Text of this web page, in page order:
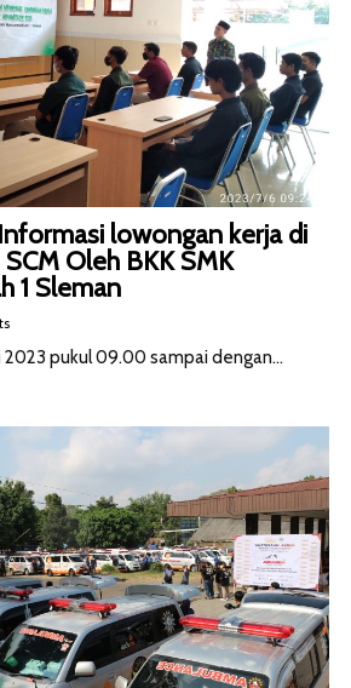
lowongan kerja di
Oleh BKK SMK
1 Sleman
2023 pukul 09.00 sampai dengan…